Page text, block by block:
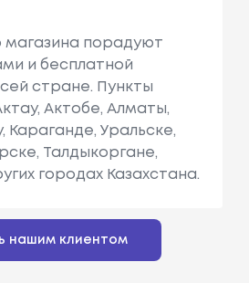
магазина порадуют
и бесплатной
стране. Пункты
Актобе, Алматы,
Караганде, Уральске,
Талдыкоргане,
городах Казахстана.
нашим клиентом